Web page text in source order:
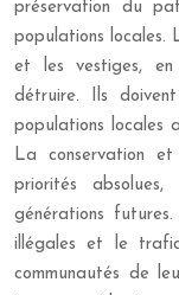
préservation du
populations locales.
et les vestiges,
détruire. Ils
populations locales
La conservation
priorités
générations
illégales et le trafic
communautés de